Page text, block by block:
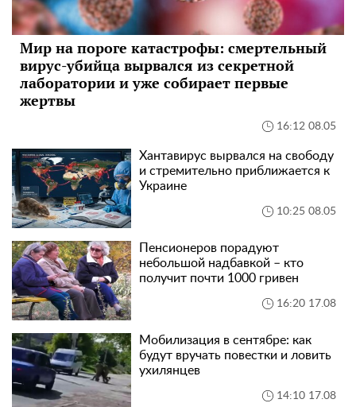
Мир на пороге катастрофы: смертельный
вирус-убийца вырвался из секретной
лаборатории и уже собирает первые
жертвы
16:12 08.05
Хантавирус вырвался на свободу
и стремительно приближается к
Украине
10:25 08.05
Пенсионеров порадуют
небольшой надбавкой – кто
получит почти 1000 гривен
16:20 17.08
Мобилизация в сентябре: как
будут вручать повестки и ловить
ухилянцев
14:10 17.08